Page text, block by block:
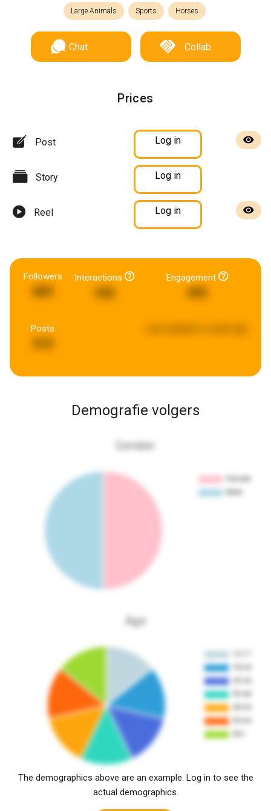
Large Animals Sports Horses
Chat Collab
Prices
Post Log in
Story Log in
Reel Log in
Followers
889
Interactions
246
Engagement
Posts
Demografie volgers
Gender
Age
The demographics above are an example. Log in to see the
actual demographics.